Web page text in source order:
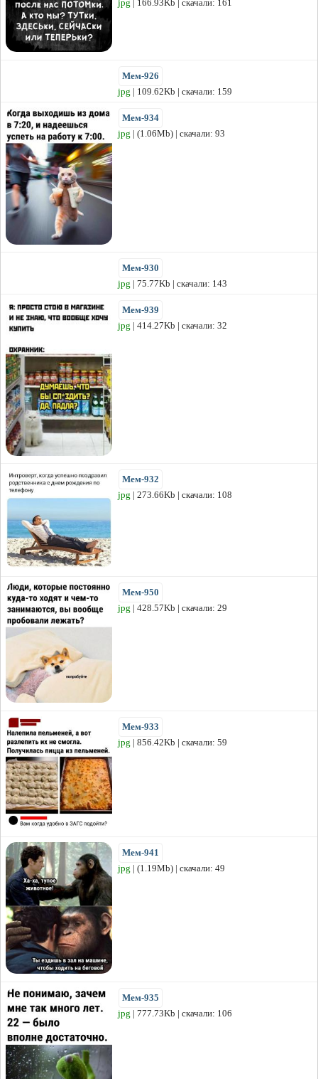
jpg | 166.93Kb | скачали: 161
Мем-926
jpg | 109.62Kb | скачали: 159
Мем-934
jpg | (1.06Mb) | скачали: 93
Мем-930
jpg | 75.77Kb | скачали: 143
Мем-939
jpg | 414.27Kb | скачали: 32
Мем-932
jpg | 273.66Kb | скачали: 108
Мем-950
jpg | 428.57Kb | скачали: 29
Мем-933
jpg | 856.42Kb | скачали: 59
Мем-941
jpg | (1.19Mb) | скачали: 49
Мем-935
jpg | 777.73Kb | скачали: 106